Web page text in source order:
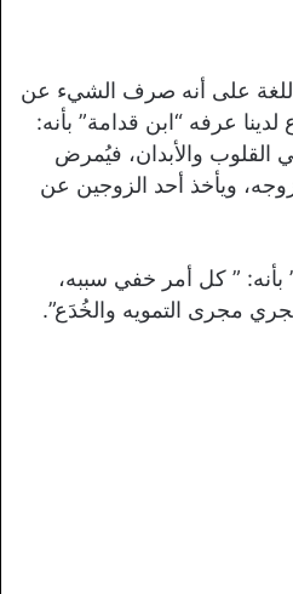
على أنه صرف الشيء عن
عرفه “ابن قدامة” بأنه:
القلوب والأبدان، فيُمرض
ويأخذ أحد الزوجين عن
بأنه: ” كل أمر خفي سببه،
مجرى التمويه والخُدَع”.